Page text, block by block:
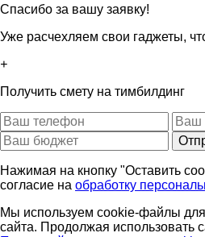
Спасибо за вашу заявку!
Уже расчехляем свои гаджеты,
+
Получить смету на тимбилдинг
Нажимая на кнопку "Оставить
согласие на обработку
Мы используем cookie-файлы для
сайта. Продолжая использовать